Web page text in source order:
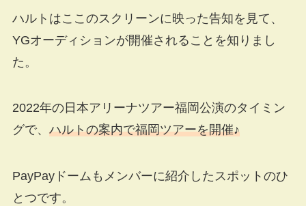
ハルトはここのスクリーンに映った告知を見て、
YGオーディションが開催されることを知りまし
た。
2022年の日本アリーナツアー福岡公演のタイミン
グで、 ハルトの案内で福岡ツアーを開催♪
PayPayドームもメンバーに紹介したスポットのひ
とつです。